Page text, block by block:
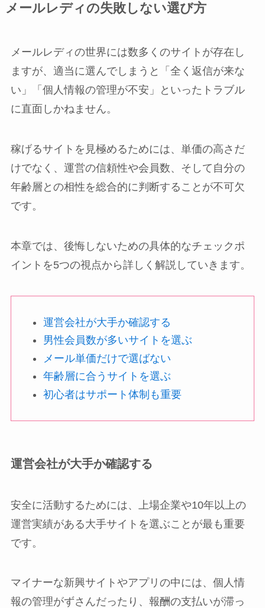
メールレディの失敗しない選び方
メールレディの世界には数多くのサイトが存在し
ますが、適当に選んでしまうと「全く返信が来な
い」「個人情報の管理が不安」といったトラブル
に直面しかねません。
稼げるサイトを見極めるためには、単価の高さだ
けでなく、運営の信頼性や会員数、そして自分の
年齢層との相性を総合的に判断することが不可欠
です。
本章では、後悔しないための具体的なチェックポ
イントを5つの視点から詳しく解説していきます。
運営会社が大手か確認する
男性会員数が多いサイトを選ぶ
メール単価だけで選ばない
年齢層に合うサイトを選ぶ
初心者はサポート体制も重要
運営会社が大手か確認する
安全に活動するためには、上場企業や10年以上の
運営実績がある大手サイトを選ぶことが最も重要
です。
マイナーな新興サイトやアプリの中には、個人情
報の管理がずさんだったり、報酬の支払いが滞っ